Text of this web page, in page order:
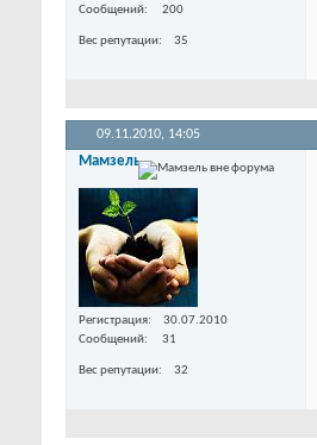
Сообщений
200
Вес репутации 35
09.11.2010, 14:05
Мамзель
Регистрация
30.07.2010
Сообщений
31
Вес репутации 32